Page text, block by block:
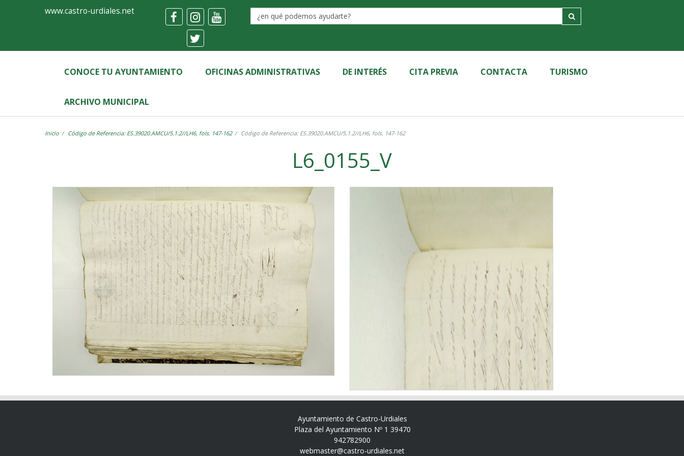
Ayuntamiento
Castro-
Urdiales
www.castro-urdiales.net
CONOCE TU AYUNTAMIENTO OFICINAS ADMINISTRATIVAS DE INTERÉS CITA PREVIA CONTACTA TURISMO
ARCHIVO MUNICIPAL
Inicio Código de Referencia: ES.39020.AMCU/5.1.2//LH6, fols. 147-162 Código de Referencia: ES.39020.AMCU/5.1.2//LH6, fols. 147-162
L6_0155_V
Ayuntamiento de Castro-Urdiales
Plaza del Ayuntamiento Nº 1 39470
942782900
webmaster@castro-urdiales.net